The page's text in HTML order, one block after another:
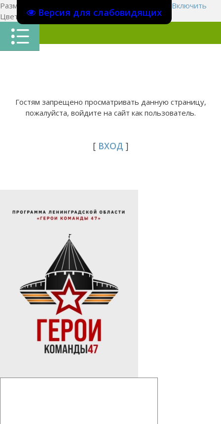
Версия для слабовидящих
Размер шрифта:
Включить
Цвет сайтаЦ Ц Ц Х
Гостям запрещено просматривать данную страницу,
пожалуйста, войдите на сайт как пользователь.
[ ВХОД ]